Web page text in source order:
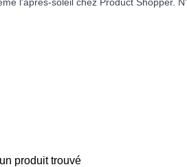
produit trouvé